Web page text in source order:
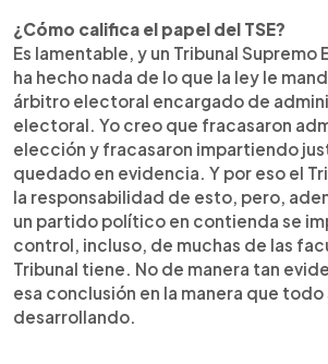
¿Cómo califica el papel del TSE?
Es lamentable, y un Tribunal Supremo
ha hecho nada de lo que la ley le
árbitro electoral encargado de
electoral. Yo creo que fracasaron
elección y fracasaron impartiendo
quedado en evidencia. Y por eso el
la responsabilidad de esto, pero,
un partido político en contienda se
control, incluso, de muchas de las
Tribunal tiene. No de manera tan
esa conclusión en la manera que todo
desarrollando.